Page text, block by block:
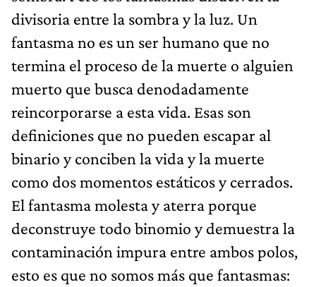
divisoria entre la sombra y la luz. Un
fantasma no es un ser humano que no
termina el proceso de la muerte o alguien
muerto que busca denodadamente
reincorporarse a esta vida. Esas son
definiciones que no pueden escapar al
binario y conciben la vida y la muerte
como dos momentos estáticos y cerrados.
El fantasma molesta y aterra porque
deconstruye todo binomio y demuestra la
contaminación impura entre ambos polos,
esto es que no somos más que fantasmas: